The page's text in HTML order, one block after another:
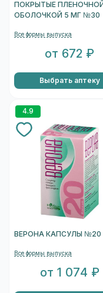
ПОКРЫТЫЕ ПЛЕНОЧНОЙ
ОБОЛОЧКОЙ 5 МГ №30
Все формы выпуска
от 672 ₽
Выбрать аптеку
4.9
ВЕРОНА КАПСУЛЫ №20
Все формы выпуска
от 1 074 ₽